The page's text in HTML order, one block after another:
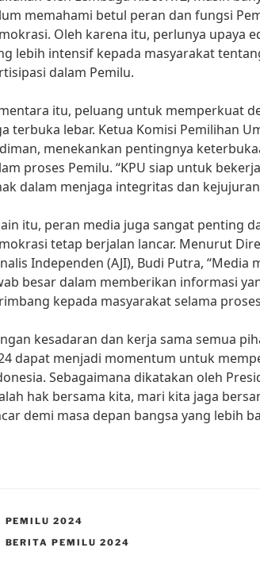
memahami betul peran dan fungsi
Oleh karena itu, perlunya upaya
lebih intensif kepada masyarakat
dalam Pemilu.
itu, peluang untuk memperkuat
terbuka lebar. Ketua Komisi Pemilihan
menekankan pentingnya
proses Pemilu. “KPU siap untuk
dalam menjaga integritas dan
itu, peran media juga sangat penting
tetap berjalan lancar. Menurut
Independen (AJI), Budi Putra, “Media
besar dalam memberikan informasi
kepada masyarakat selama
kesadaran dan kerja sama semua
dapat menjadi momentum untuk
Sebagaimana dikatakan oleh
hak bersama kita, mari kita jaga
demi masa depan bangsa yang lebih
CATEGORIES
PEMILU 2024
TAGS
BERITA PEMILU 2024